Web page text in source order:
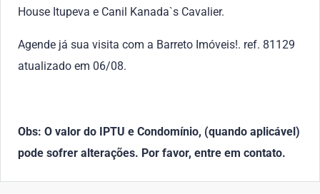
House Itupeva e Canil Kanada`s Cavalier.
Agende já sua visita com a Barreto Imóveis!. ref. 81129
atualizado em 06/08.
Obs: O valor do IPTU e Condomínio, (quando aplicável)
pode sofrer alterações. Por favor, entre em contato.